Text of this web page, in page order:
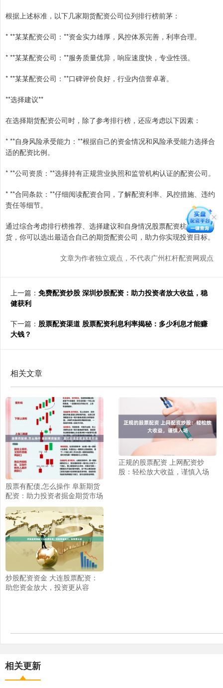
根据上述标准，以下几家期货配资公司位列排行榜前茅：
* **某某配资公司：**资金实力雄厚，风控体系完善，利率合理。
* **某某配资公司：**服务质量优异，响应速度快，专业性强。
* **某某配资公司：**口碑评价良好，行业内信誉卓著。
**选择建议**
在选择期货配资公司时，除了参考排行榜，还应考虑以下因素：
* **自身风险承受能力：**根据自己的资金情况和风险承受能力选择合
适的配资比例。
* **公司资质：**选择持有正规营业执照和监管机构认证的配资公司。
* **合同条款：**仔细阅读配资合同，了解配资利率、风控措施、违约
责任等细节。
通过综合考虑排行榜推荐、选择建议和自身情况股票配资杭州雷曼期
货，你可以选出最适合自己的期货配资公司，助力你实现投资目标。
文章为作者独立观点，不代表广州杠杆配资网观点
上一篇： 免费配资炒股 深圳炒股配资：助力投资者放大收益，稳
健获利
下一篇： 股票配资渠道 股票配资利息利率揭秘：多少利息才能赚
大钱？
相关文章
股票有配债,怎么操作 阜新期货
配资：助力投资者掘金期货市场
正规的股票配资 上网配资炒
股：轻松放大收益，谨慎入场
炒股配资资金 大连股票配资：
助您资金放大，投资更从容
相关更新